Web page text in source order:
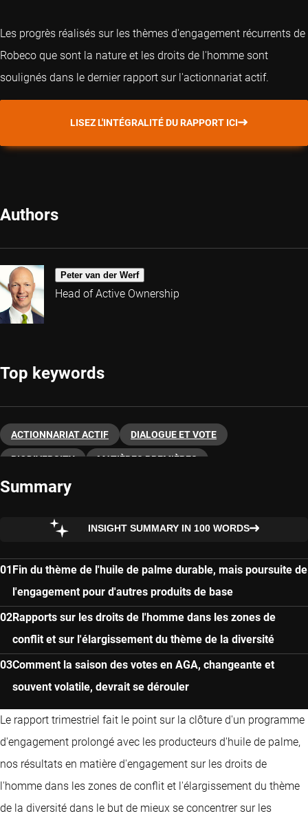
Les progrès réalisés sur les thèmes d'engagement récurrents de
Robeco que sont la nature et les droits de l'homme sont
soulignés dans le dernier rapport sur l'actionnariat actif.
LISEZ L'INTÉGRALITÉ DU RAPPORT ICI
Authors
Peter van der Werf
Head of Active Ownership
Top keywords
ACTIONNARIAT ACTIF DIALOGUE ET VOTE
BIODIVERSITY MATIÈRES PREMIÈRES
GESTION DURABLE
Summary
INSIGHT SUMMARY IN 100 WORDS
Fin du thème de l'huile de palme durable, mais poursuite de
l'engagement pour d'autres produits de base
Rapports sur les droits de l'homme dans les zones de
conflit et sur l'élargissement du thème de la diversité
Comment la saison des votes en AGA, changeante et
souvent volatile, devrait se dérouler
Le rapport trimestriel fait le point sur la clôture d'un programme
d'engagement prolongé avec les producteurs d'huile de palme,
nos résultats en matière d'engagement sur les droits de
l'homme dans les zones de conflit et l'élargissement du thème
de la diversité dans le but de mieux se concentrer sur les